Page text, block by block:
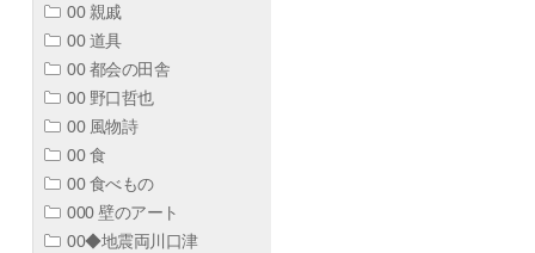
00 親戚
00 道具
00 都会の田舎
00 野口哲也
00 風物詩
00 食
00 食べもの
000 壁のアート
00◆地震両川口津